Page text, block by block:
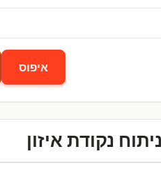
איפוס
נקודת איזון